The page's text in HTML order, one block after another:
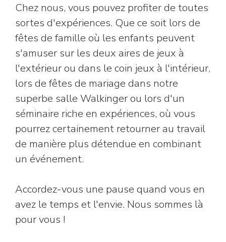
Chez nous, vous pouvez profiter de toutes
sortes d'expériences. Que ce soit lors de
fêtes de famille où les enfants peuvent
s'amuser sur les deux aires de jeux à
l'extérieur ou dans le coin jeux à l'intérieur,
lors de fêtes de mariage dans notre
superbe salle Walkinger ou lors d'un
séminaire riche en expériences, où vous
pourrez certainement retourner au travail
de manière plus détendue en combinant
un événement.
Accordez-vous une pause quand vous en
avez le temps et l'envie. Nous sommes là
pour vous !